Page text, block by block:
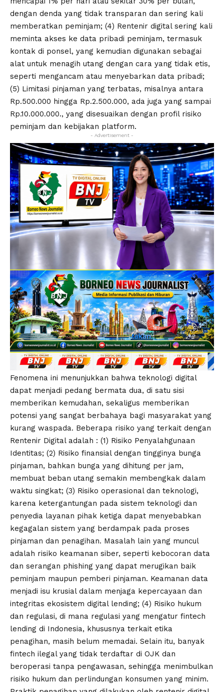
dengan denda yang tidak transparan dan sering kali
memberatkan peminjam; (4) Rentenir digital sering kali
meminta akses ke data pribadi peminjam, termasuk
kontak di ponsel, yang kemudian digunakan sebagai
alat untuk menagih utang dengan cara yang tidak etis,
seperti mengancam atau menyebarkan data pribadi;
(5) Limitasi pinjaman yang terbatas, misalnya antara
Rp.500.000 hingga Rp.2.500.000, ada juga yang sampai
Rp.10.000.000., yang disesuaikan dengan profil risiko
peminjam dan kebijakan platform.
- Advertisement -
Fenomena ini menunjukkan bahwa teknologi digital
dapat menjadi pedang bermata dua, di satu sisi
memberikan kemudahan, sekaligus memberikan
potensi yang sangat berbahaya bagi masyarakat yang
kurang waspada. Beberapa risiko yang terkait dengan
Rentenir Digital adalah : (1) Risiko Penyalahgunaan
Identitas; (2) Risiko finansial dengan tingginya bunga
pinjaman, bahkan bunga yang dihitung per jam,
membuat beban utang semakin membengkak dalam
waktu singkat; (3) Risiko operasional dan teknologi,
karena ketergantungan pada sistem teknologi dan
penyedia layanan pihak ketiga dapat menyebabkan
kegagalan sistem yang berdampak pada proses
pinjaman dan penagihan. Masalah lain yang muncul
adalah risiko keamanan siber, seperti kebocoran data
dan serangan phishing yang dapat merugikan baik
peminjam maupun pemberi pinjaman. Keamanan data
menjadi isu krusial dalam menjaga kepercayaan dan
integritas ekosistem digital lending; (4) Risiko hukum
dan regulasi, di mana regulasi yang mengatur fintech
lending di Indonesia, khususnya terkait etika
penagihan, masih belum memadai. Selain itu, banyak
fintech ilegal yang tidak terdaftar di OJK dan
beroperasi tanpa pengawasan, sehingga menimbulkan
risiko hukum dan perlindungan konsumen yang minim.